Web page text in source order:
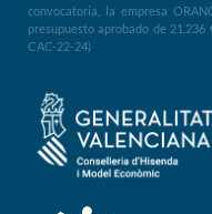
convocatoria, la empresa
presupuesto aprobado de
CAC-22-24)